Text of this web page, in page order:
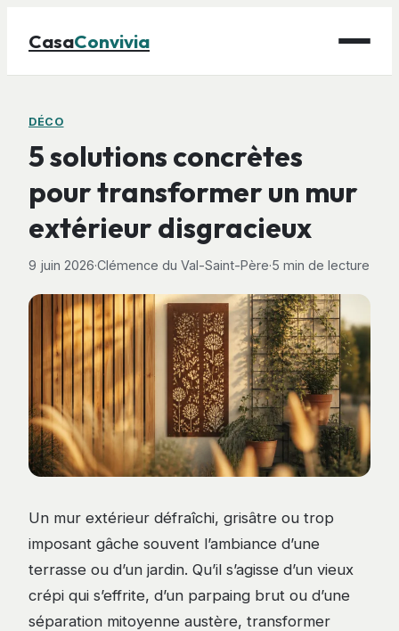
CasaConvivia
Maison
Bricolage
Gastronomie
DÉCO
5 solutions concrètes
pour transformer un mur
extérieur disgracieux
9 juin 2026·Clémence du Val-Saint-Père·5 min de lecture
Un mur extérieur défraîchi, grisâtre ou trop
imposant gâche souvent l’ambiance d’une
terrasse ou d’un jardin. Qu’il s’agisse d’un vieux
crépi qui s’effrite, d’un parpaing brut ou d’une
séparation mitoyenne austère, transformer